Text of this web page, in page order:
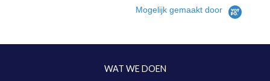
Mogelijk gemaakt door
WAT WE DOEN